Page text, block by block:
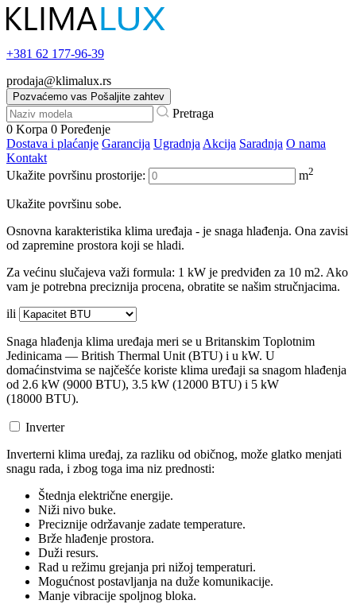
+381 62 177-96-39
prodaja@klimalux.rs
Pozvaćemo vas Pošaljite zahtev
Pretraga
0 Korpa 0 Poređenje
Dostava i plaćanje Garancija Ugradnja Akcija Saradnja O nama
Kontakt
Ukažite površinu prostorije:
m2
Ukažite površinu sobe.
Osnovna karakteristika klima uređaja - je snaga hlađenja. Ona zavisi
od zapremine prostora koji se hladi.
Za većinu slučajeva važi formula: 1 kW je predviđen za 10 m2. Ako
vam je potrebna preciznija procena, obratite se našim stručnjacima.
ili
Snaga hlađenja klima uređaja meri se u Britanskim Toplotnim
Jedinicama — British Thermal Unit (BTU) i u kW. U
domaćinstvima se najčešće koriste klima uređaji sa snagom hlađenja
od 2.6 kW (9000 BTU), 3.5 kW (12000 BTU) i 5 kW
(18000 BTU).
Inverter
Inverterni klima uređaj, za razliku od običnog, može glatko menjati
snagu rada, i zbog toga ima niz prednosti:
Štednja električne energije.
Niži nivo buke.
Preciznije održavanje zadate temperature.
Brže hlađenje prostora.
Duži resurs.
Rad u režimu grejanja pri nižoj temperaturi.
Mogućnost postavljanja na duže komunikacije.
Manje vibracije spoljnog bloka.